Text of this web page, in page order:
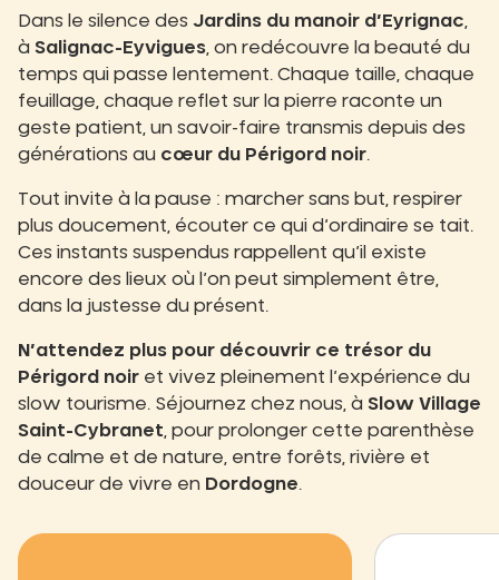
Dans le silence des Jardins du manoir d’Eyrignac,
à Salignac-Eyvigues, on redécouvre la beauté du
temps qui passe lentement. Chaque taille, chaque
feuillage, chaque reflet sur la pierre raconte un
geste patient, un savoir-faire transmis depuis des
générations au cœur du Périgord noir.
Tout invite à la pause : marcher sans but, respirer
plus doucement, écouter ce qui d’ordinaire se tait.
Ces instants suspendus rappellent qu’il existe
encore des lieux où l’on peut simplement être,
dans la justesse du présent.
N’attendez plus pour découvrir ce trésor du
Périgord noir et vivez pleinement l’expérience du
slow tourisme. Séjournez chez nous, à Slow Village
Saint-Cybranet, pour prolonger cette parenthèse
de calme et de nature, entre forêts, rivière et
douceur de vivre en Dordogne.